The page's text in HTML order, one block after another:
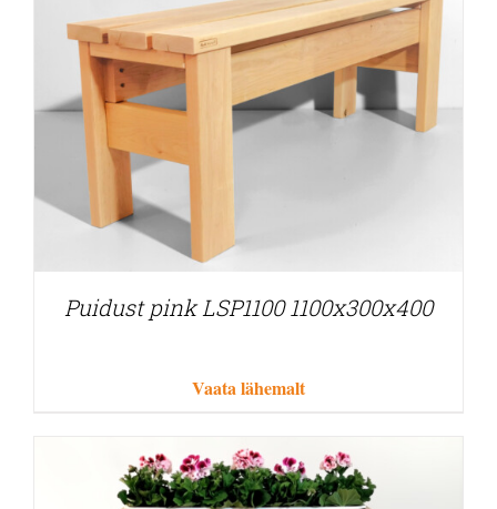
Puidust pink LSP1100 1100x300x400
Vaata lähemalt